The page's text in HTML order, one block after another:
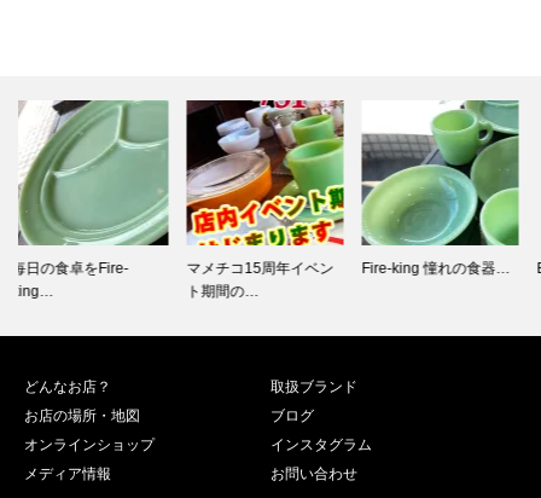
マメチコ15周年イベン
ト期間の…
Fire-king 憧れの食器… BUZZ RICKSON…
どんなお店？
取扱ブランド
お店の場所・地図
ブログ
オンラインショップ
インスタグラム
メディア情報
お問い合わせ